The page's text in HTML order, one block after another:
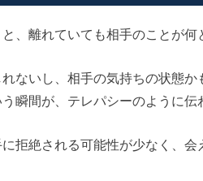
、離れていても相手のことが何
ないし、相手の気持ちの状態
間が、テレパシーのように伝
拒絶される可能性が少なく、